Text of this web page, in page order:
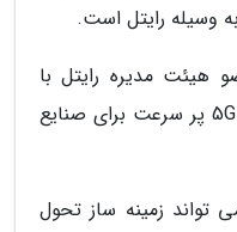
وسیله رایتل است.
هیئت مدیره رایتل با
اشاره به اهمیت راه اندازی شبکه 5G پر سرعت برای صنایع
تواند زمینه ساز تحول